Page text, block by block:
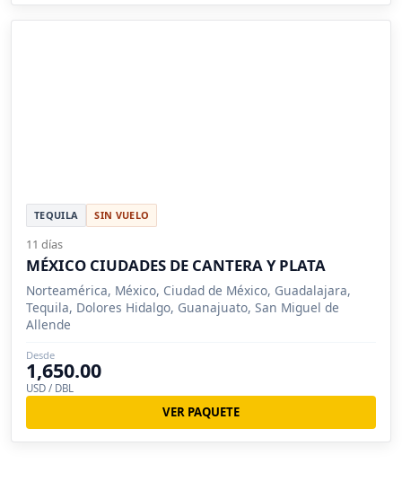
TEQUILA SIN VUELO
11 días
MÉXICO CIUDADES DE CANTERA Y PLATA
Norteamérica, México, Ciudad de México, Guadalajara,
Tequila, Dolores Hidalgo, Guanajuato, San Miguel de
Allende
Desde
1,650.00
USD / DBL
VER PAQUETE